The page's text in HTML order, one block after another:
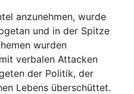
anzunehmen, wurde
und in der Spitze
wurden
verbalen Attacken
der Politik, der
Lebens überschüttet.